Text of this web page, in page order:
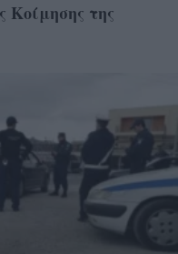
Κοίμησης της